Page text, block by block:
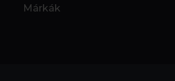
Márkák